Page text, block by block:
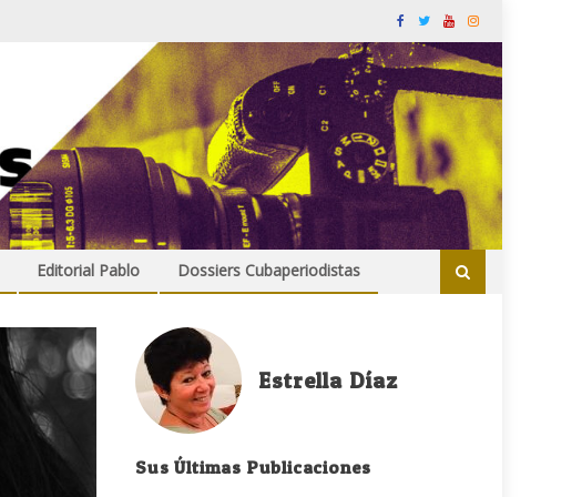
Editorial Pablo Dossiers Cubaperiodistas
Estrella Díaz
Sus Últimas Publicaciones